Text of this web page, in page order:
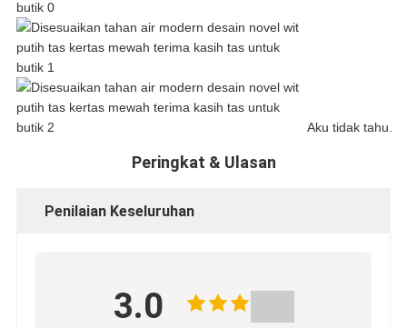
Aku tidak tahu.
Peringkat & Ulasan
Penilaian Keseluruhan
3.0